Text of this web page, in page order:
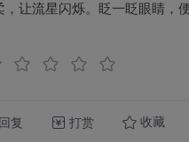
，让流星闪烁。眨一眨眼睛，
回复 打赏 收藏